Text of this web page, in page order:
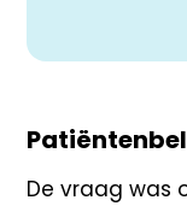
De vraag was